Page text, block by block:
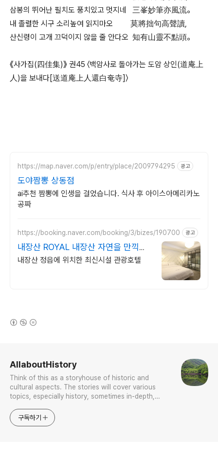
삼봉의 뛰어난 필치도 풍치있고 멋지네 三峯妙筆亦風流。
내 졸렬한 시구 소리높여 읽지마오 莫將拙句高聲讀,
산신령이 고개 끄덕이지 않을 줄 안다오 知有山靈不點頭。
《사가집(四佳集)》 권45 〈백암사로 돌아가는 도암 상인(道庵上
人)을 보내다[送道庵上人還白奄寺]〉
https://map.naver.com/p/entry/place/2009794295 광고
도야짬뽕 상동점
ai추천 짬뽕에 인생을 걸었습니다. 식사 후 아이스아메리카노
공짜
https://booking.naver.com/booking/3/bizes/190700 광고
내장산 ROYAL 내장산 자연을 만끽해
보세요
내장산 정읍에 위치한 최신시설 관광호텔
AllaboutHistory
Think of this as a storyhouse of historic and
cultural aspects. The stories will cover various
topics, especially history, sometimes in-depth,
approach will be to resist any common sense or
generalized viewpoint
구독하기